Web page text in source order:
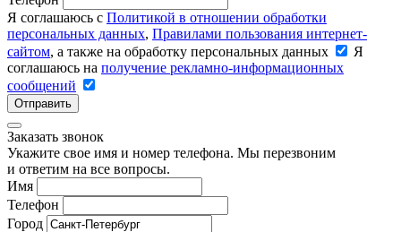
Я соглашаюсь с Политикой в отношении обработки
персональных данных, Правилами пользования интернет-
сайтом, а также на обработку персональных данных
Я
соглашаюсь на получение рекламно-информационных
сообщений
Отправить
Заказать звонок
Укажите свое имя и номер телефона. Мы перезвоним
и ответим на все вопросы.
Имя
Телефон
Город